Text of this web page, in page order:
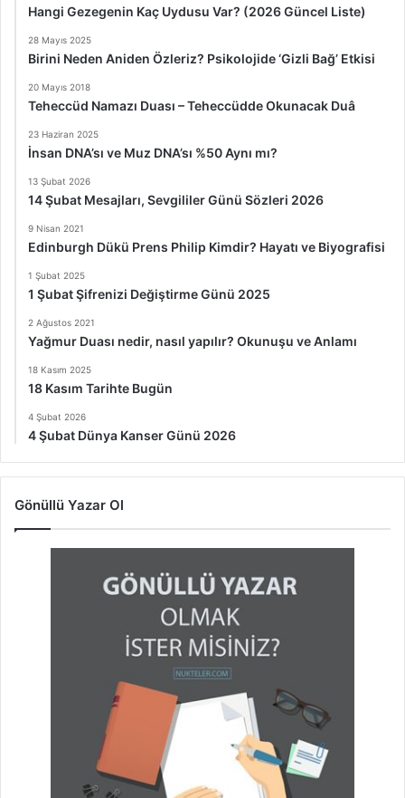
Hangi Gezegenin Kaç Uydusu Var? (2026 Güncel Liste)
28 Mayıs 2025
Birini Neden Aniden Özleriz? Psikolojide ‘Gizli Bağ’ Etkisi
20 Mayıs 2018
Teheccüd Namazı Duası – Teheccüdde Okunacak Duâ
23 Haziran 2025
İnsan DNA’sı ve Muz DNA’sı %50 Aynı mı?
13 Şubat 2026
14 Şubat Mesajları, Sevgililer Günü Sözleri 2026
9 Nisan 2021
Edinburgh Dükü Prens Philip Kimdir? Hayatı ve Biyografisi
1 Şubat 2025
1 Şubat Şifrenizi Değiştirme Günü 2025
2 Ağustos 2021
Yağmur Duası nedir, nasıl yapılır? Okunuşu ve Anlamı
18 Kasım 2025
18 Kasım Tarihte Bugün
4 Şubat 2026
4 Şubat Dünya Kanser Günü 2026
Gönüllü Yazar Ol